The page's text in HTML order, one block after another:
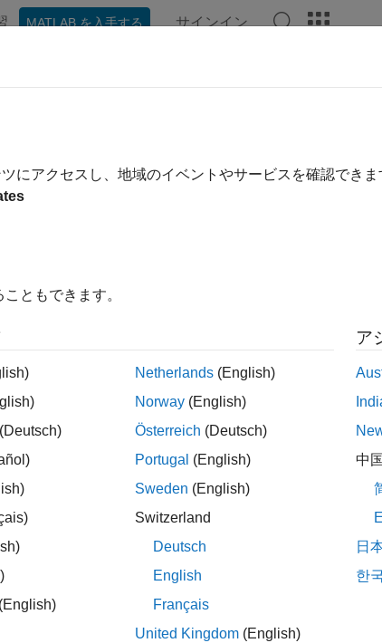
MATLAB を入手する サインイン
ントを設定する
定すると MATLAB
プログラムの実行が一時停止し、
ます。ブレークポイントは、エディターまたはライブ エ
、現在のフォルダーまたは検索パス上のフォルダーに保
す。ブレークポイントは、MATLAB がアイドル状態でも
はブレークポイントに到達すると、そのブレークポイン
[環境]セクションで [設定]をクリックします。
にアクセスし、地域のイベントやサービスを確認でき
ともできます。
(Deutsch)
(English)
Netherlands (English)
Norway (English)
Österreich (Deutsch)
Portugal (English)
Sweden (English)
Switzerland
Deutsch
English
Français
United Kingdom (English)
ア
中国
日
한